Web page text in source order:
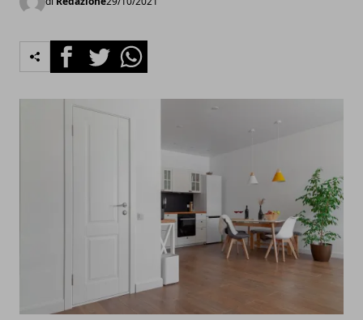
FacebookTwitterWhatsapp